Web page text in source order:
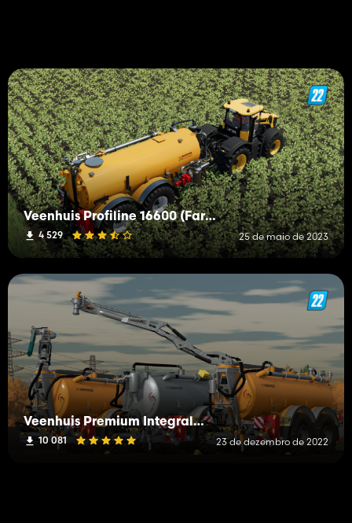
Veenhuis Profiline 16600 (Farming Dud Edition)
4 529 25 de maio de 2023
Veenhuis Premium Integral 20000
10 081 23 de dezembro de 2022